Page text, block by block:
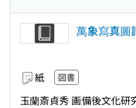
萬象寫真圖
紙 図書
玉蘭斎貞秀 画備後文化研